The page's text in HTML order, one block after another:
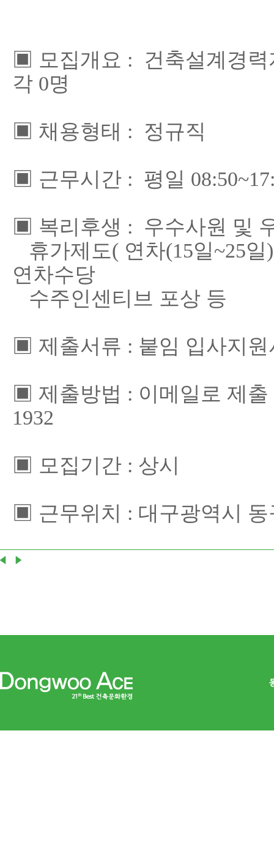
▣ 모집개요 : 건축설계경력
각 0명
▣ 채용형태 : 정규직
▣ 근무시간 : 평일
▣ 복리후생 : 우수사원 및
휴가제도( 연차(15일~25
연차수당
수주인센티브 포상 등
▣ 제출서류 : 붙임 입사지
▣ 제출방법 : 이메일로 제출
1932
▣ 모집기간 : 상시
▣ 근무위치 : 대구광역시